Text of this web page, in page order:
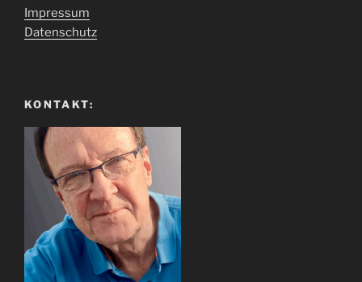
Impressum
Datenschutz
KONTAKT: